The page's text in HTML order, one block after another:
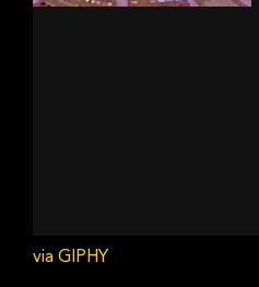
via GIPHY